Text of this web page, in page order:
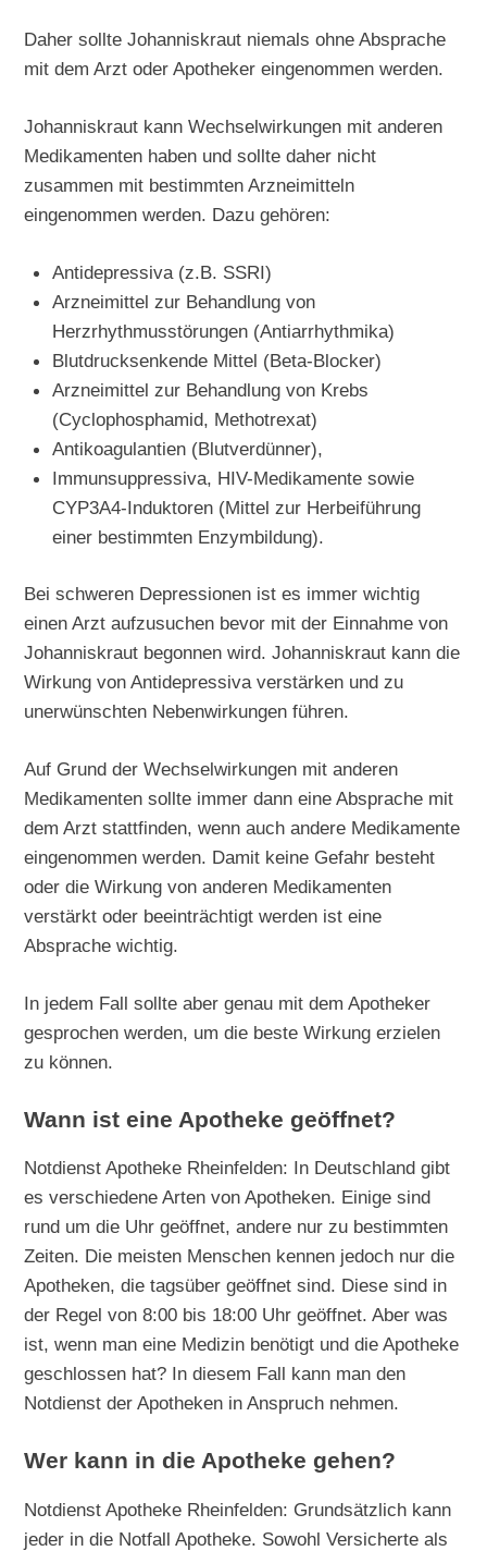
Daher sollte Johanniskraut niemals ohne Absprache
mit dem Arzt oder Apotheker eingenommen werden.
Johanniskraut kann Wechselwirkungen mit anderen
Medikamenten haben und sollte daher nicht
zusammen mit bestimmten Arzneimitteln
eingenommen werden. Dazu gehören:
Antidepressiva (z.B. SSRI)
Arzneimittel zur Behandlung von
Herzrhythmusstörungen (Antiarrhythmika)
Blutdrucksenkende Mittel (Beta-Blocker)
Arzneimittel zur Behandlung von Krebs
(Cyclophosphamid, Methotrexat)
Antikoagulantien (Blutverdünner),
Immunsuppressiva, HIV-Medikamente sowie
CYP3A4-Induktoren (Mittel zur Herbeiführung
einer bestimmten Enzymbildung).
Bei schweren Depressionen ist es immer wichtig
einen Arzt aufzusuchen bevor mit der Einnahme von
Johanniskraut begonnen wird. Johanniskraut kann die
Wirkung von Antidepressiva verstärken und zu
unerwünschten Nebenwirkungen führen.
Auf Grund der Wechselwirkungen mit anderen
Medikamenten sollte immer dann eine Absprache mit
dem Arzt stattfinden, wenn auch andere Medikamente
eingenommen werden. Damit keine Gefahr besteht
oder die Wirkung von anderen Medikamenten
verstärkt oder beeinträchtigt werden ist eine
Absprache wichtig.
In jedem Fall sollte aber genau mit dem Apotheker
gesprochen werden, um die beste Wirkung erzielen
zu können.
Wann ist eine Apotheke geöffnet?
Notdienst Apotheke Rheinfelden: In Deutschland gibt
es verschiedene Arten von Apotheken. Einige sind
rund um die Uhr geöffnet, andere nur zu bestimmten
Zeiten. Die meisten Menschen kennen jedoch nur die
Apotheken, die tagsüber geöffnet sind. Diese sind in
der Regel von 8:00 bis 18:00 Uhr geöffnet. Aber was
ist, wenn man eine Medizin benötigt und die Apotheke
geschlossen hat? In diesem Fall kann man den
Notdienst der Apotheken in Anspruch nehmen.
Wer kann in die Apotheke gehen?
Notdienst Apotheke Rheinfelden: Grundsätzlich kann
jeder in die Notfall Apotheke. Sowohl Versicherte als